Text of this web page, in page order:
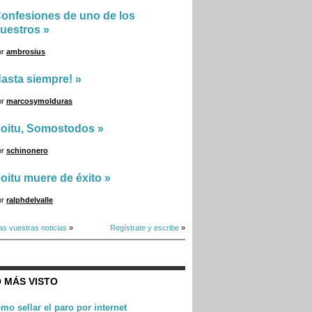
de uno de los
»
ambrosius
siempre! »
marcosymolduras
Somostodos »
schinonero
muere de éxito »
ralphdelvalle
vuestras noticias » Regístrate y escribe »
MÁS VISTO
sellar el paro por internet